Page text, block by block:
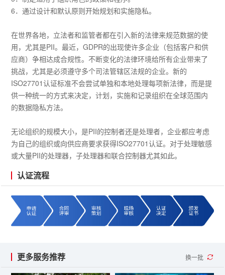
6．通过设计和默认原则开始规划和实施隐私。
在世界各地，立法者和监管者都在引入新的法律来规范数据的使
用，尤其是PII。最近，GDPR的出现使许多企业（包括客户和供
应商）争相达成合规性。不断变化的法律环境给所有企业带来了
挑战，尤其是必须遵守多个司法管辖区法规的企业。新的
ISO27701认证标准不会尝试单独和本地处理每项新法律，而是提
供一种统一的方式来决定，计划，实施和记录组织在全球范围内
的数据隐私方法。
无论组织的规模大小，是PII的控制者还是处理者，企业都应考虑
为自己的组织或向供应商要求获得ISO27701认证。对于处理敏感
或大量PII的处理器，子处理器和联合控制器尤其如此。
认证流程
更多服务推荐 换一批